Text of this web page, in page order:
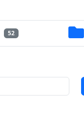
52